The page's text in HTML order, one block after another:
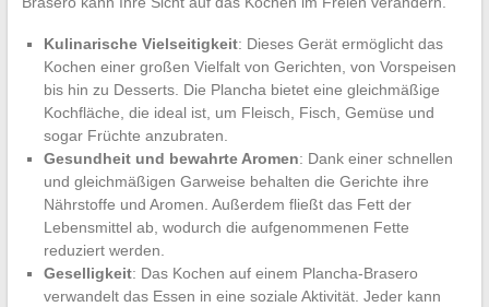
Kulinarische Vielseitigkeit: Dieses Gerät ermöglicht das
Kochen einer großen Vielfalt von Gerichten, von Vorspeisen
bis hin zu Desserts. Die Plancha bietet eine gleichmäßige
Kochfläche, die ideal ist, um Fleisch, Fisch, Gemüse und
sogar Früchte anzubraten.
Gesundheit und bewahrte Aromen: Dank einer schnellen
und gleichmäßigen Garweise behalten die Gerichte ihre
Nährstoffe und Aromen. Außerdem fließt das Fett der
Lebensmittel ab, wodurch die aufgenommenen Fette
reduziert werden.
Geselligkeit: Das Kochen auf einem Plancha-Brasero
verwandelt das Essen in eine soziale Aktivität. Jeder kann